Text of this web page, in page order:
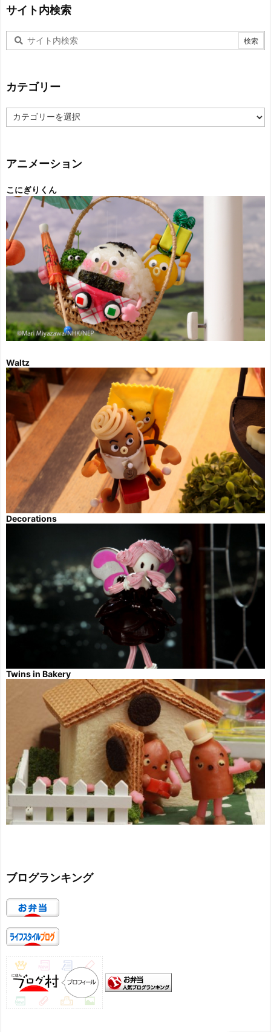
サイト内検索
カテゴリー
テ
ー
アニメーション
こにぎりくん
Waltz
Decorations
Twins in Bakery
ブログランキング